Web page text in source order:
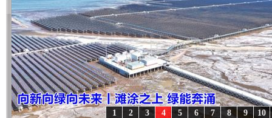
10
9
8
7
6
5
4
3
2
1